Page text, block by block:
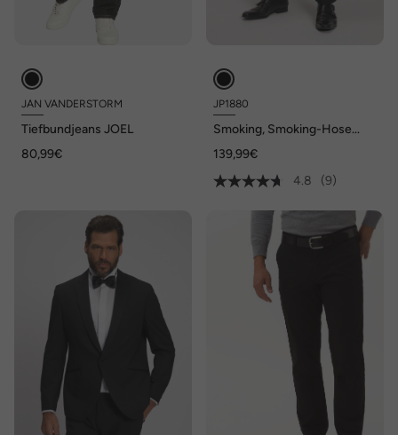
JAN VANDERSTORM
Tiefbundjeans JOEL
80,99€
JP1880
Smoking, Smoking-Hose
Stretch
139,99€
4.8
(9)